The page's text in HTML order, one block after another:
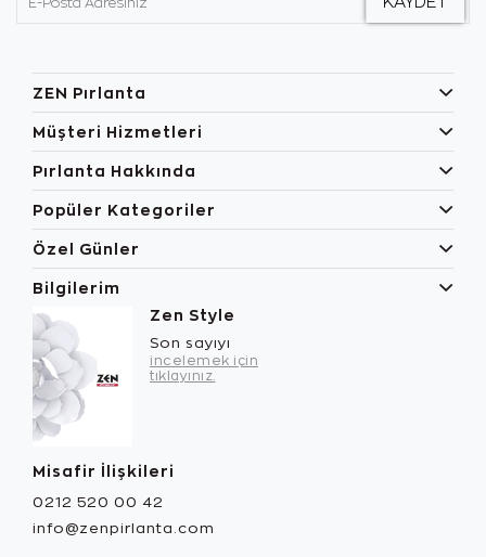
ZEN Pırlanta
Müşteri Hizmetleri
Pırlanta Hakkında
Popüler Kategoriler
Özel Günler
Bilgilerim
Zen Style
Son sayıyı
incelemek için
tıklayınız.
Misafir İlişkileri
0212 520 00 42
info@zenpirlanta.com